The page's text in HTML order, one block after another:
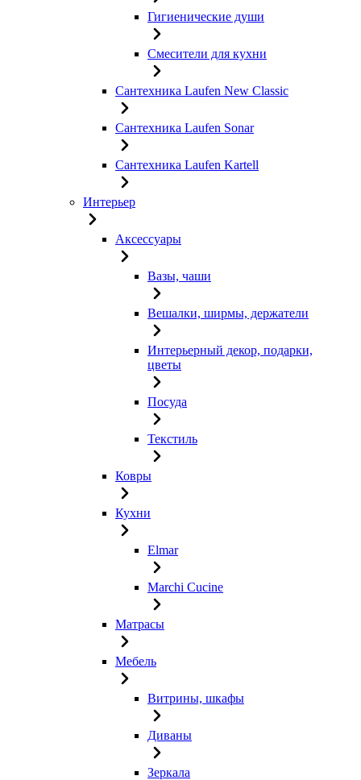
Гигиенические души
Смесители для кухни
Сантехника Laufen New Classic
Сантехника Laufen Sonar
Сантехника Laufen Kartell
Интерьер
Аксессуары
Вазы, чаши
Вешалки, ширмы, держатели
Интерьерный декор, подарки,
цветы
Посуда
Текстиль
Ковры
Кухни
Elmar
Marchi Cucine
Матрасы
Мебель
Витрины, шкафы
Диваны
Зеркала